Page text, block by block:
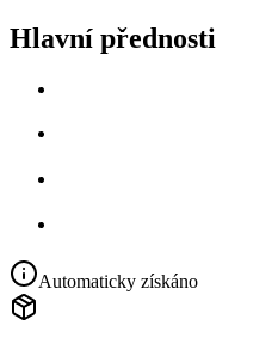
Hlavní přednosti
Automaticky získáno